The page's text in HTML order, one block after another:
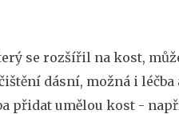
se rozšířil na kost,
dásní, možná i
přidat umělou kost -